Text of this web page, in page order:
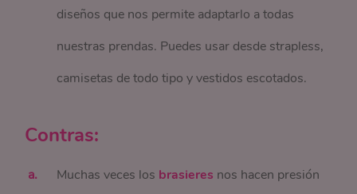
diseños que nos permite adaptarlo a todas
nuestras prendas. Puedes usar desde strapless,
camisetas de todo tipo y vestidos escotados.
Contras:
Muchas veces los brasieres nos hacen presión